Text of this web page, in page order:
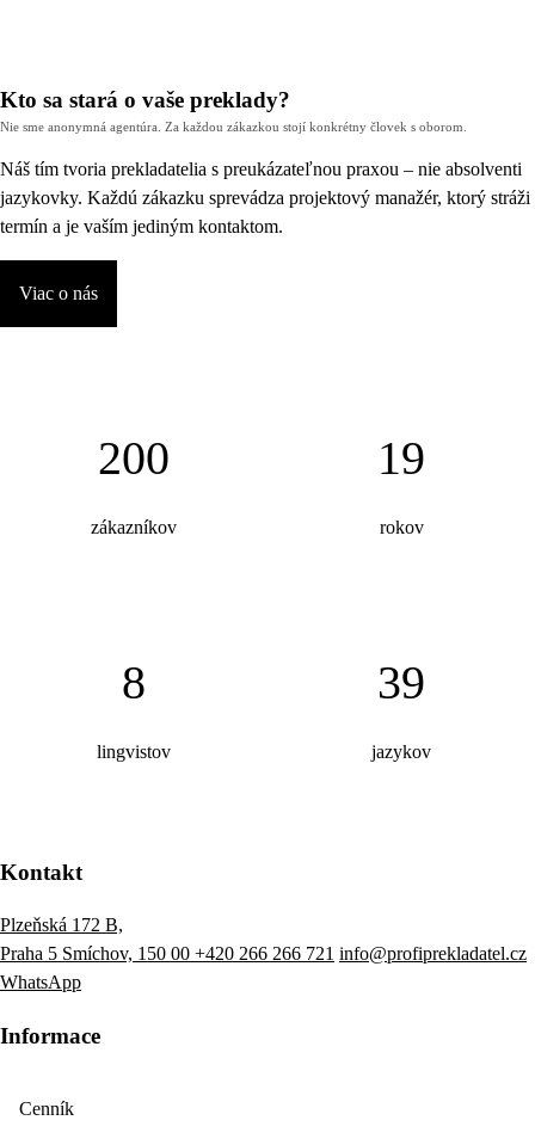
Kto sa stará o vaše preklady?
Nie sme anonymná agentúra. Za každou zákazkou stojí konkrétny človek s oborom.
Náš tím tvoria prekladatelia s preukázateľnou praxou – nie absolventi
jazykovky. Každú zákazku sprevádza projektový manažér, ktorý stráži
termín a je vaším jediným kontaktom.
Viac o nás
200
zákazníkov
19
rokov
8
lingvistov
39
jazykov
Kontakt
Plzeňská 172 B,
Praha 5 Smíchov, 150 00 +420 266 266 721 info@profiprekladatel.cz
WhatsApp
Informace
Cenník